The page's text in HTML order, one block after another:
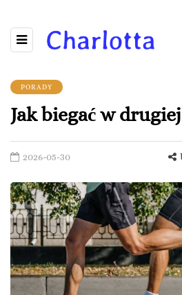
PORADY
Jak biegać w
2026-05-30